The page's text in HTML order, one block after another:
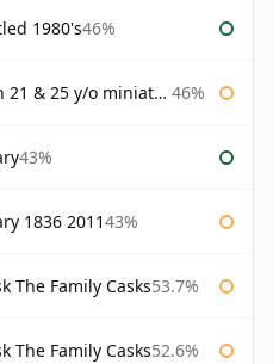
1980's46%
& 25 y/o miniatures 46%
43%
1836 201143%
The Family Casks53.7%
The Family Casks52.6%